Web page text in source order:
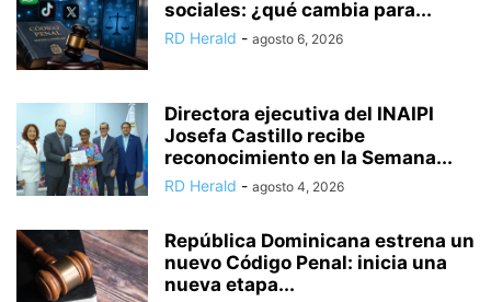
sociales: ¿qué cambia para...
RD Herald - agosto 6, 2026
Directora ejecutiva del INAIPI
Josefa Castillo recibe
reconocimiento en la Semana...
RD Herald - agosto 4, 2026
República Dominicana estrena un
nuevo Código Penal: inicia una
nueva etapa...